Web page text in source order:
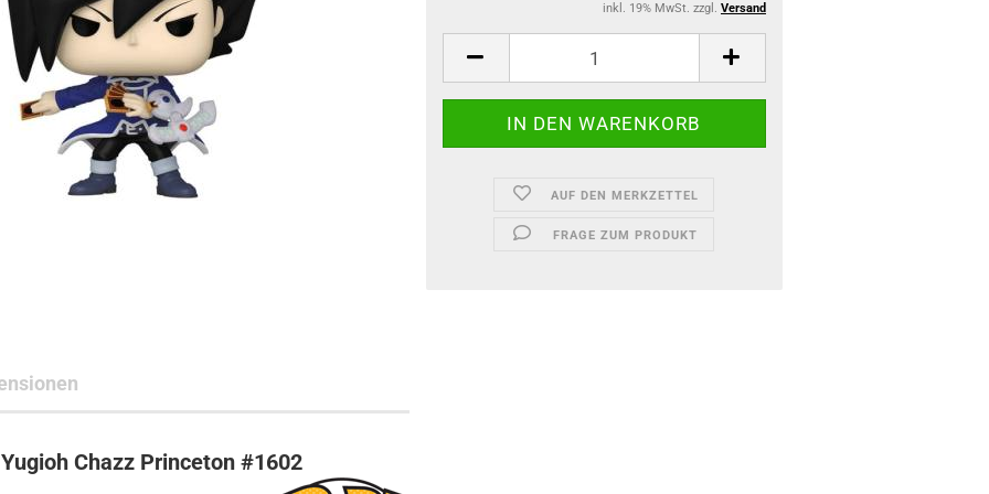
Toys
Subjects
Hersteller
inkl. 19% MwSt. zzgl. Versand
AUF DEN MERKZETTEL
FRAGE ZUM PRODUKT
Chazz Princeton #1602